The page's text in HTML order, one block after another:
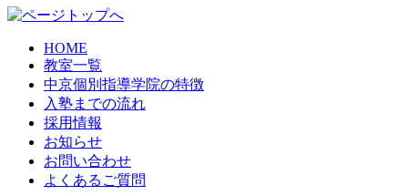
HOME
教室一覧
中京個別指導学院の特徴
入塾までの流れ
採用情報
お知らせ
お問い合わせ
よくあるご質問